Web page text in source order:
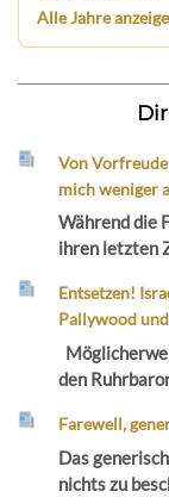
Alle Jahre
Von
mich weniger
Während die
ihren letzten
Entsetzen!
Pallywood
den
Farewell,
Das
nichts zu